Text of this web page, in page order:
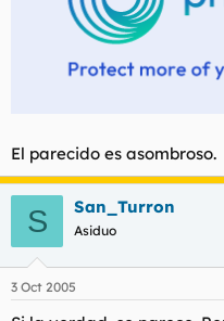
El parecido es asombroso.
S San_Turron
Asiduo
3 Oct 2005